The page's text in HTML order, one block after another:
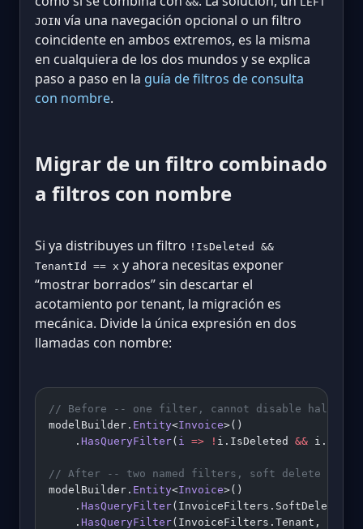
JOIN vía una navegación opcional o un filtro
coincidente en ambos extremos, es la misma
en cualquiera de los dos mundos y se explica
paso a paso en la guía de filtros de consulta
con nombre.
Migrar de un filtro combinado
a filtros con nombre
Si ya distribuyes un filtro !IsDeleted &&
TenantId == x y ahora necesitas exponer
“mostrar borrados” sin descartar el
acotamiento por tenant, la migración es
mecánica. Divide la única expresión en dos
llamadas con nombre:
// Before -- one filter, cannot disable half of
modelBuilder. Entity<Invoice>()
    .
HasQueryFilter( i => ! i.IsDeleted &&
// After -- two named filters, soft delete now
modelBuilder. Entity<Invoice>()
    .
HasQueryFilter(InvoiceFilters.SoftDelete,
    .
HasQueryFilter(InvoiceFilters.Tenant,